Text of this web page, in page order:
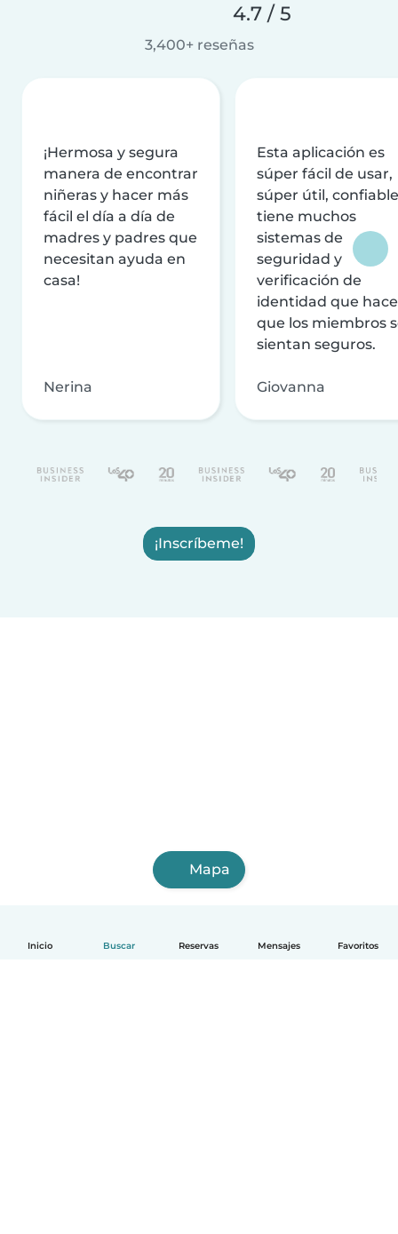
Inicio Buscar Reservas Mensajes Favoritos
4.7 / 5
3,400+ reseñas
¡Hermosa y segura
manera de encontrar
niñeras y hacer más
fácil el día a día de
madres y padres que
necesitan ayuda en
casa!
Nerina
Esta aplicación es
súper fácil de usar,
súper útil,
tiene muchos
sistemas de
seguridad y
verificación de
identidad que
que los miembros
sientan seguros.
Giovanna
¡Inscríbeme!
Mapa